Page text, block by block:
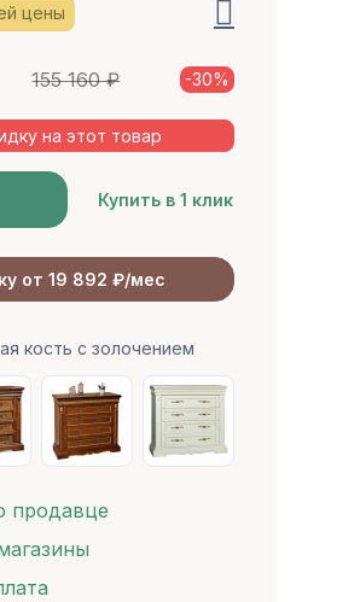
цены
155 160₽ -30%
на этот товар
Купить в 1 клик
от 19 892 ₽/мес
кость с золочением
продавце